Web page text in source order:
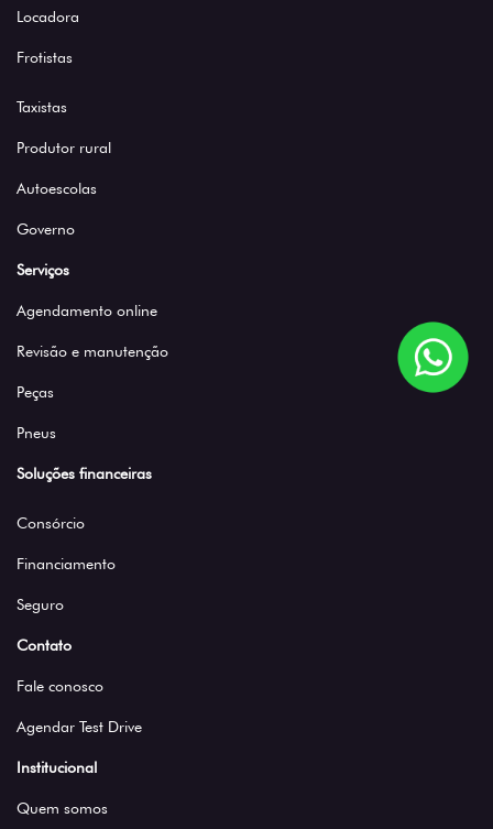
Locadora
Frotistas
Taxistas
Produtor rural
Autoescolas
Governo
Serviços
Agendamento online
Revisão e manutenção
Peças
Pneus
Soluções financeiras
Consórcio
Financiamento
Seguro
Contato
Fale conosco
Agendar Test Drive
Institucional
Quem somos